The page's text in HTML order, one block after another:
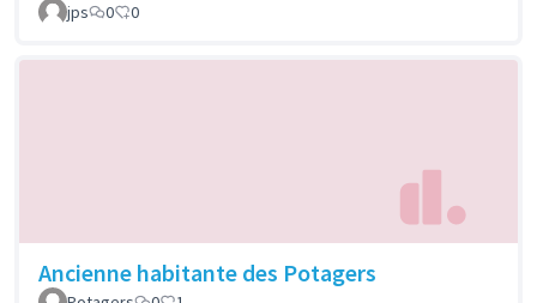
jps 0 0
Ancienne habitante des Potagers